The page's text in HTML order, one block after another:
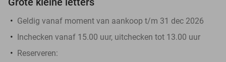
Geldig vanaf moment van aankoop t/m 31 dec 2026
Inchecken vanaf 15.00 uur, uitchecken tot 13.00 uur
Reserveren: